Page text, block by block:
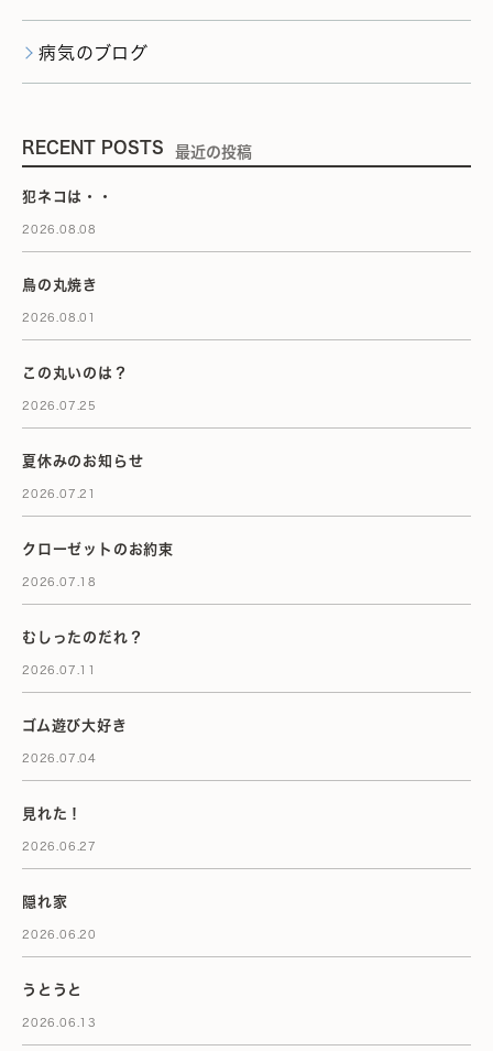
病気のブログ
RECENT POSTS 最近の投稿
犯ネコは・・
2026.08.08
鳥の丸焼き
2026.08.01
この丸いのは？
2026.07.25
夏休みのお知らせ
2026.07.21
クローゼットのお約束
2026.07.18
むしったのだれ？
2026.07.11
ゴム遊び大好き
2026.07.04
見れた！
2026.06.27
隠れ家
2026.06.20
うとうと
2026.06.13